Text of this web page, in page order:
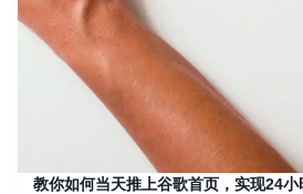
教你如何当天推上谷歌首页，实现24小